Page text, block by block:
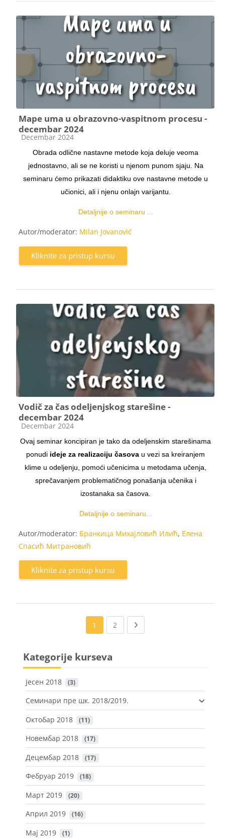
Mape uma u obrazovno-vaspitnom procesu -
decembar 2024
Kategorija kursa
Decembar 2024
Obrada odlične nastavne metode koja deluje veoma
jednostavno, ali se ne koristi u njenom punom sjaju. Na
seminaru ćemo prikazati didaktiku ove nastavne metode u
učionici, ali i njenu onlajn varijantu.
Detaljnije o seminaru ...
Autor/moderator: Milan Jovanović
Kliknite za pristup kursu
Vodič za čas odeljenjskog starešine -
decembar 2024
Kategorija kursa
Decembar 2024
Ovaj seminar koncipiran je tako da odeljenskim starešinama
ponudi ideje za realizaciju časova u vezi sa kreiranjem
klime u odeljenju, pomoći učenicima u metodama učenja,
sprečavanjem problematičnog ponašanja učenika i
izostanaka sa časova.
Detaljnije o seminaru...
Autor/moderator: Бранкица Михајловић Илић, Елена
Спасић Митрановић
Kliknite za pristup kursu
1 2 (current)Next page
Kategorije kurseva
Јесен 2018 (3)
Семинари пре шк. 2018/2019.
Октобар 2018
(11)
Новембар 2018 (17)
Децембар 2018 (17)
Фебруар 2019 (18)
Март 2019 (20)
Април 2019 (16)
Мај 2019 (1)